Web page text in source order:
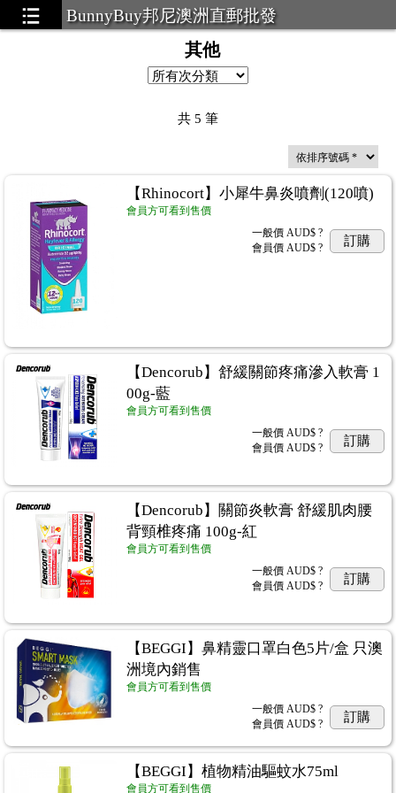
BunnyBuy邦尼澳洲直郵批發
其他
共 5 筆
【Rhinocort】小犀牛鼻炎噴劑(120噴)
會員方可看到售價
一般價 AUD$ ?
會員價 AUD$ ? 訂購
【Dencorub】舒緩關節疼痛滲入軟膏 1
00g-藍
會員方可看到售價
一般價 AUD$ ?
會員價 AUD$ ? 訂購
【Dencorub】關節炎軟膏 舒緩肌肉腰
背頸椎疼痛 100g-紅
會員方可看到售價
一般價 AUD$ ?
會員價 AUD$ ? 訂購
【BEGGI】鼻精靈口罩白色5片/盒 只澳
洲境內銷售
會員方可看到售價
一般價 AUD$ ?
會員價 AUD$ ? 訂購
【BEGGI】植物精油驅蚊水75ml
會員方可看到售價